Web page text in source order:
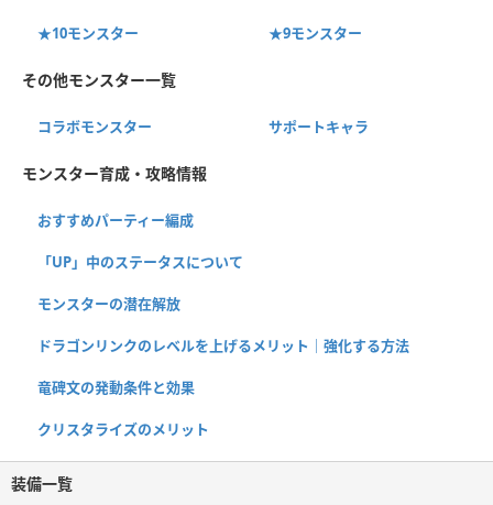
★10モンスター ★9モンスター
その他モンスター一覧
コラボモンスター サポートキャラ
モンスター育成・攻略情報
おすすめパーティー編成
「UP」中のステータスについて
モンスターの潜在解放
ドラゴンリンクのレベルを上げるメリット｜強化する方法
竜碑文の発動条件と効果
クリスタライズのメリット
装備一覧